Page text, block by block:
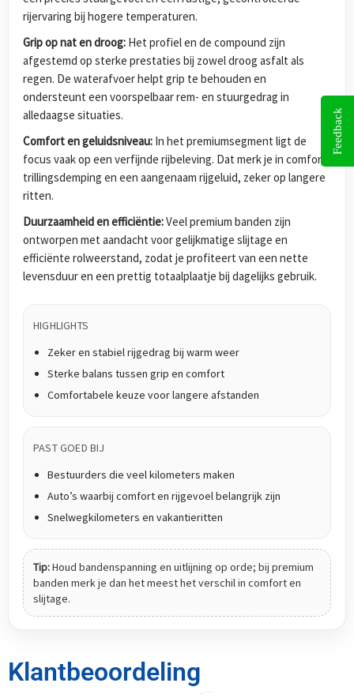
rijervaring bij hogere temperaturen.
Grip op nat en droog: Het profiel en de compound zijn
afgestemd op sterke prestaties bij zowel droog asfalt als
regen. De waterafvoer helpt grip te behouden en
ondersteunt een voorspelbaar rem- en stuurgedrag in
alledaagse situaties.
Comfort en geluidsniveau: In het premiumsegment ligt de
focus vaak op een verfijnde rijbeleving. Dat merk je in comfort,
trillingsdemping en een aangenaam rijgeluid, zeker op langere
ritten.
Duurzaamheid en efficiëntie:Veel premium banden zijn
ontworpen met aandacht voor gelijkmatige slijtage en
efficiënte rolweerstand, zodat je profiteert van een nette
levensduur en een prettig totaalplaatje bij dagelijks gebruik.
HIGHLIGHTS
Zeker en stabiel rijgedrag bij warm weer
Sterke balans tussen grip en comfort
Comfortabele keuze voor langere afstanden
PAST GOED BIJ
Bestuurders die veel kilometers maken
Auto’s waarbij comfort en rijgevoel belangrijk zijn
Snelwegkilometers en vakantieritten
Tip:Houd bandenspanning en uitlijning op orde; bij premium
banden merk je dan het meest het verschil in comfort en
slijtage.
Klantbeoordeling
Feedback